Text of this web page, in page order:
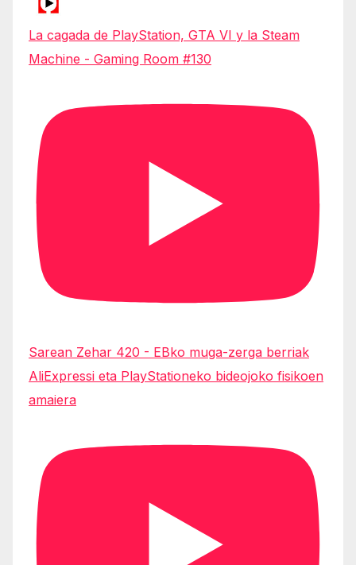
La cagada de PlayStation, GTA VI y la Steam
Machine - Gaming Room #130
Sarean Zehar 420 - EBko muga-zerga berriak
AliExpressi eta PlayStationeko bideojoko fisikoen
amaiera